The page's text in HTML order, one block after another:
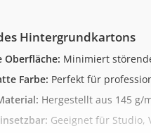
Hintergrundkartons
Oberfläche: Minimiert
Farbe: Perfekt für
Hergestellt aus 145 g/
Geeignet für Studio,